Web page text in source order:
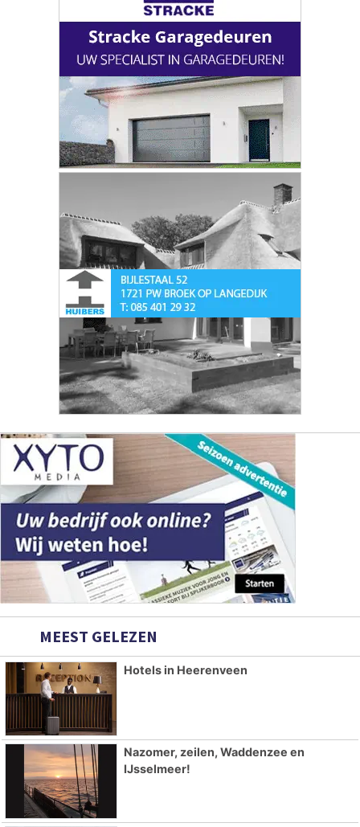
MEEST GELEZEN
Hotels in Heerenveen
Nazomer, zeilen, Waddenzee en
IJsselmeer!